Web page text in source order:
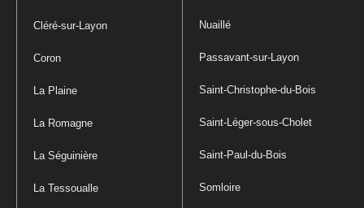
Cléré-sur-Layon
Coron
La Plaine
La Romagne
La Séguinière
La Tessoualle
Nuaillé
Passavant-sur-Layon
Saint-Christophe-du-Bois
Saint-Léger-sous-Cholet
Saint-Paul-du-Bois
Somloire